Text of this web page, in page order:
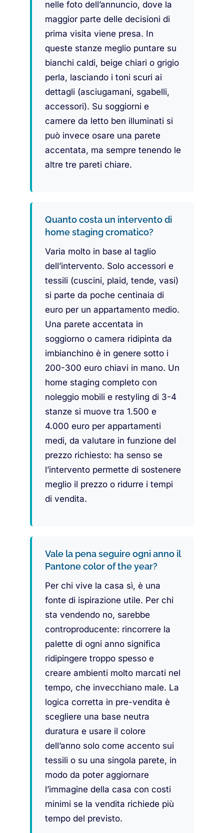
nelle foto dell’annuncio, dove la
maggior parte delle decisioni di
prima visita viene presa. In
queste stanze meglio puntare su
bianchi caldi, beige chiari o grigio
perla, lasciando i toni scuri ai
dettagli (asciugamani, sgabelli,
accessori). Su soggiorni e
camere da letto ben illuminati si
può invece osare una parete
accentata, ma sempre tenendo le
altre tre pareti chiare.
Quanto costa un intervento di
home staging cromatico?
Varia molto in base al taglio
dell’intervento. Solo accessori e
tessili (cuscini, plaid, tende, vasi)
si parte da poche centinaia di
euro per un appartamento medio.
Una parete accentata in
soggiorno o camera ridipinta da
imbianchino è in genere sotto i
200-300 euro chiavi in mano. Un
home staging completo con
noleggio mobili e restyling di 3-4
stanze si muove tra 1.500 e
4.000 euro per appartamenti
medi, da valutare in funzione del
prezzo richiesto: ha senso se
l’intervento permette di sostenere
meglio il prezzo o ridurre i tempi
di vendita.
Vale la pena seguire ogni anno il
Pantone color of the year?
Per chi vive la casa sì, è una
fonte di ispirazione utile. Per chi
sta vendendo no, sarebbe
controproducente: rincorrere la
palette di ogni anno significa
ridipingere troppo spesso e
creare ambienti molto marcati nel
tempo, che invecchiano male. La
logica corretta in pre-vendita è
scegliere una base neutra
duratura e usare il colore
dell’anno solo come accento sui
tessili o su una singola parete, in
modo da poter aggiornare
l’immagine della casa con costi
minimi se la vendita richiede più
tempo del previsto.